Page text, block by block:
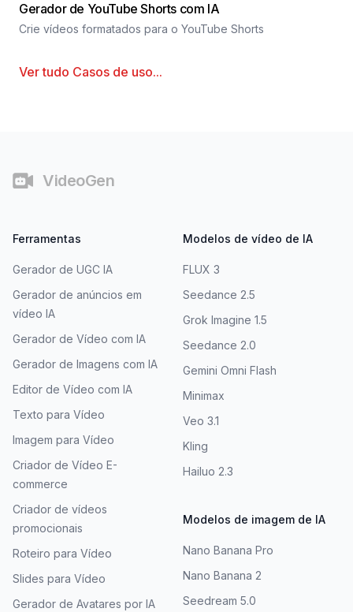
Gerador de YouTube Shorts com IA
Crie vídeos formatados para o YouTube Shorts
Ver tudo Casos de uso...
VideoGen
Ferramentas
Gerador de UGC IA
Gerador de anúncios em
vídeo IA
Gerador de Vídeo com IA
Gerador de Imagens com IA
Editor de Vídeo com IA
Texto para Vídeo
Imagem para Vídeo
Criador de Vídeo E-
commerce
Criador de vídeos
promocionais
Roteiro para Vídeo
Slides para Vídeo
Gerador de Avatares por IA
Modelos de vídeo de IA
FLUX 3
Seedance 2.5
Grok Imagine 1.5
Seedance 2.0
Gemini Omni Flash
Minimax
Veo 3.1
Kling
Hailuo 2.3
Modelos de imagem de IA
Nano Banana Pro
Nano Banana 2
Seedream 5.0